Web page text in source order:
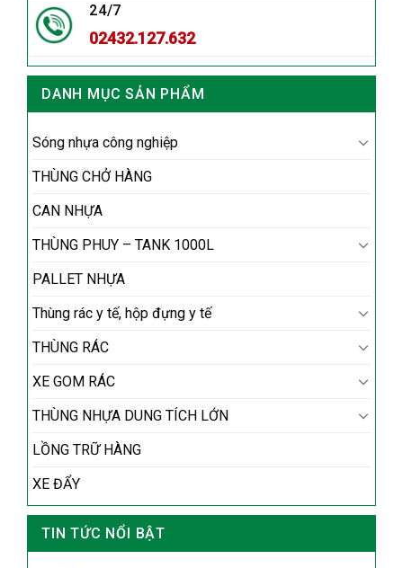
24/7
02432.127.632
DANH MỤC SẢN PHẨM
Sóng nhựa công nghiệp
THÙNG CHỞ HÀNG
CAN NHỰA
THÙNG PHUY – TANK 1000L
PALLET NHỰA
Thùng rác y tế, hộp đựng y tế
THÙNG RÁC
XE GOM RÁC
THÙNG NHỰA DUNG TÍCH LỚN
LỒNG TRỮ HÀNG
XE ĐẨY
TIN TỨC NỔI BẬT